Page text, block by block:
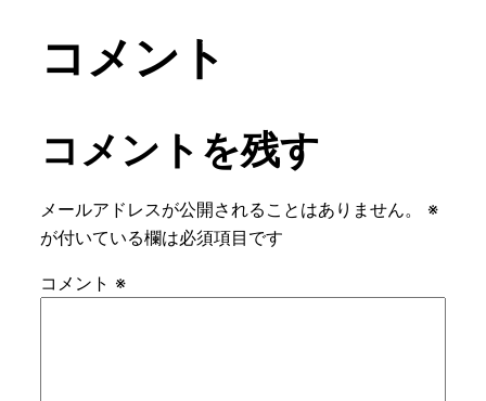
コメント
コメントを残す
メールアドレスが公開されることはありません。
※
が付いている欄は必須項目です
コメント ※